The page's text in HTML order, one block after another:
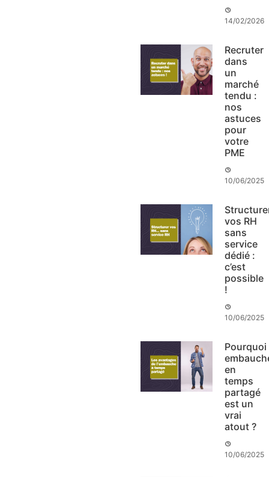
14/02/2026
Recruter
dans
un
marché
tendu :
nos
astuces
pour
votre
PME
10/06/2025
vos RH
sans
service
dédié :
c’est
possible
!
10/06/2025
Pourquoi
en
temps
partagé
est un
vrai
atout ?
10/06/2025